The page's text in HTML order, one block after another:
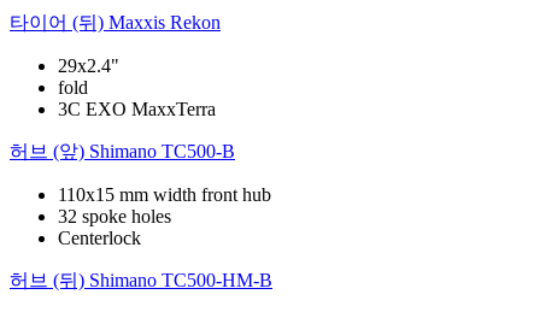
타이어 (뒤) Maxxis Rekon
29x2.4"
fold
3C EXO MaxxTerra
허브 (앞) Shimano TC500-B
110x15 mm width front hub
32 spoke holes
Centerlock
허브 (뒤) Shimano TC500-HM-B